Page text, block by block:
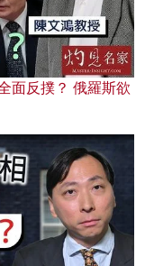
面反撲？ 俄羅斯欲